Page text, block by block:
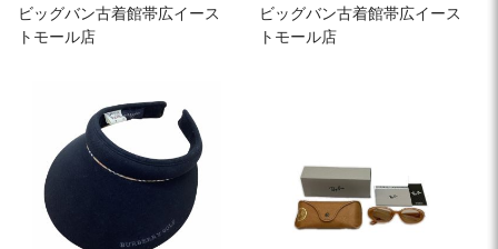
ビッグバン古着館帯広イース
トモール店
ビッグバン古着館帯広イース
トモール店